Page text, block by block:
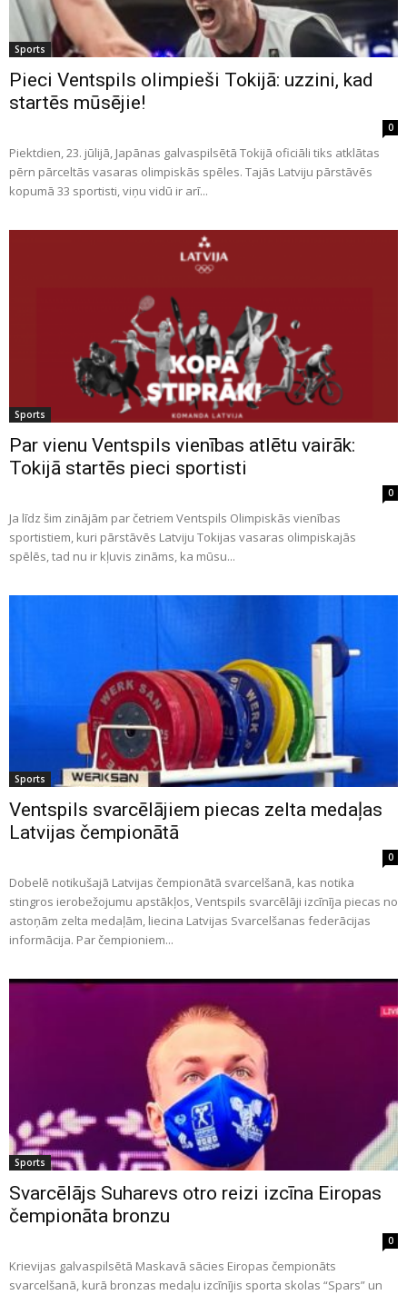
Sports
Pieci Ventspils olimpieši Tokijā: uzzini, kad
startēs mūsējie!
0
Piektdien, 23. jūlijā, Japānas galvaspilsētā Tokijā oficiāli tiks atklātas
pērn pārceltās vasaras olimpiskās spēles. Tajās Latviju pārstāvēs
kopumā 33 sportisti, viņu vidū ir arī...
Sports
Par vienu Ventspils vienības atlētu vairāk:
Tokijā startēs pieci sportisti
0
Ja līdz šim zinājām par četriem Ventspils Olimpiskās vienības
sportistiem, kuri pārstāvēs Latviju Tokijas vasaras olimpiskajās
spēlēs, tad nu ir kļuvis zināms, ka mūsu...
Sports
Ventspils svarcēlājiem piecas zelta medaļas
Latvijas čempionātā
0
Dobelē notikušajā Latvijas čempionātā svarcelšanā, kas notika
stingros ierobežojumu apstākļos, Ventspils svarcēlāji izcīnīja piecas no
astoņām zelta medaļām, liecina Latvijas Svarcelšanas federācijas
informācija. Par čempioniem...
Sports
Svarcēlājs Suharevs otro reizi izcīna Eiropas
čempionāta bronzu
0
Krievijas galvaspilsētā Maskavā sācies Eiropas čempionāts
svarcelšanā, kurā bronzas medaļu izcīnījis sporta skolas “Spars” un